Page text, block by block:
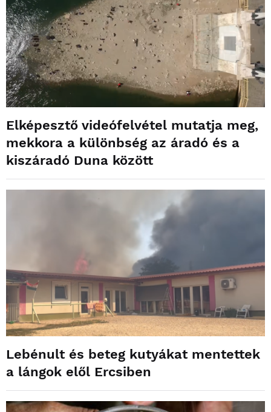
Elképesztő videófelvétel mutatja meg,
mekkora a különbség az áradó és a
kiszáradó Duna között
Lebénult és beteg kutyákat mentettek
a lángok elől Ercsiben